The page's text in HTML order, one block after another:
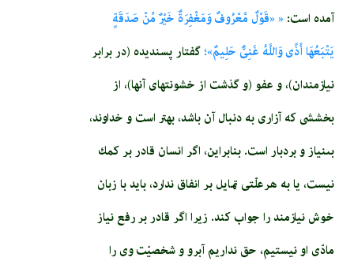
آمده است: « «قَوْلٌ مَّعْرُوفٌ وَمَغْفِرَةٌ خَيْرٌ مِّنْ صَدَقَةٍ
يَتْبَعُهَا أَذًى وَاللَّهُ غَنِىٌّ حَلِيمٌ»؛ گفتار پسنديده (در برابر
نيازمندان)، و عفو (و گذشت از خشونتهاى آنها)، از
بخششى كه آزارى به دنبال آن باشد، بهتر است و خداوند،
بى‏نياز و بردبار است. بنابراين، اگر انسان قادر بر كمك
نيست، يا به هرعلّتى تمايل بر انفاق ندارد، بايد با زبان
خوش نيازمند را جواب كند. زيرا اگر قادر بر رفع نياز
مادّى او نيستيم، حق نداريم آبرو و شخصيّت وى را